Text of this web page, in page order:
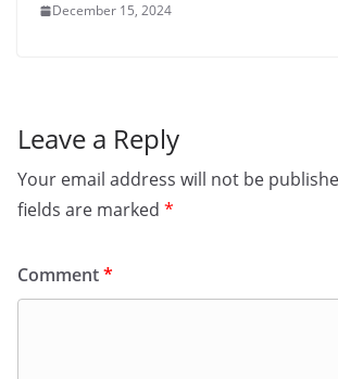
December 15, 2024
Leave a Reply
Your email address will not be
fields are marked *
Comment*